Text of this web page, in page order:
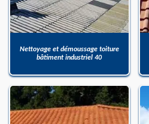
Nettoyage et démoussage toiture
bâtiment industriel 40